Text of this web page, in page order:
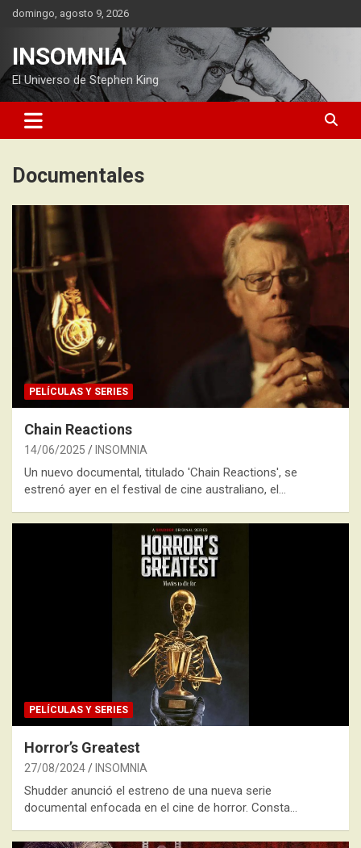
Saltardomingo, agosto 9, 2026
INSOMNIA
El Universo de Stephen King
Documentales
PELÍCULAS Y SERIES
Chain Reactions
14/06/2025 INSOMNIA
Un nuevo documental, titulado 'Chain Reactions', se
estrenó ayer en el festival de cine australiano, el…
PELÍCULAS Y SERIES
Horror’s Greatest
27/08/2024 INSOMNIA
Shudder anunció el estreno de una nueva serie
documental enfocada en el cine de horror. Consta…